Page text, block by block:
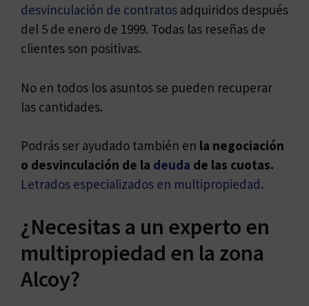
desvinculación de contratos adquiridos después
del 5 de enero de 1999. Todas las reseñas de
clientes son positivas.
No en todos los asuntos se pueden recuperar
las cantidades.
Podrás ser ayudado también en la negociación
o desvinculación de la deuda de las cuotas.
Letrados especializados en multipropiedad.
¿Necesitas a un experto en
multipropiedad en la zona
Alcoy?